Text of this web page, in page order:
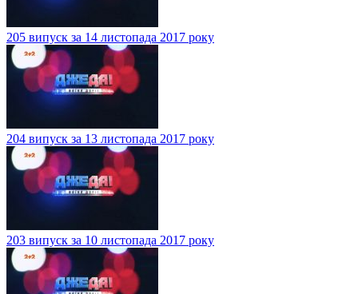
205 випуск за 14 листопада 2017 року
204 випуск за 13 листопада 2017 року
203 випуск за 10 листопада 2017 року